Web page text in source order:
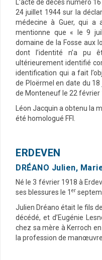
L’acte de décès numéro
24 juillet 1944 sur la
médecine à Guer, qui a
mentionne que « le 9
domaine de la Fosse aux
dont l’identité n’a pu
ultérieurement identifié
identification qui a fait
de Ploërmel en date du
de Monteneuf le 22 février
Léon Jacquin a obtenu la
été homologué FFI.
ERDEVEN
DRÉANO Julien,
Né le 3 février 1918 à
ses blessures le 1 er
Julien Dréano était le fils
décédé, et d’Eugénie
chez sa mère à Kerroch
la profession de manœuvre.